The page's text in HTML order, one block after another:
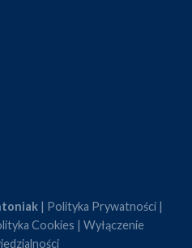
Polityka Prywatności
Cookies
Wyłączenie